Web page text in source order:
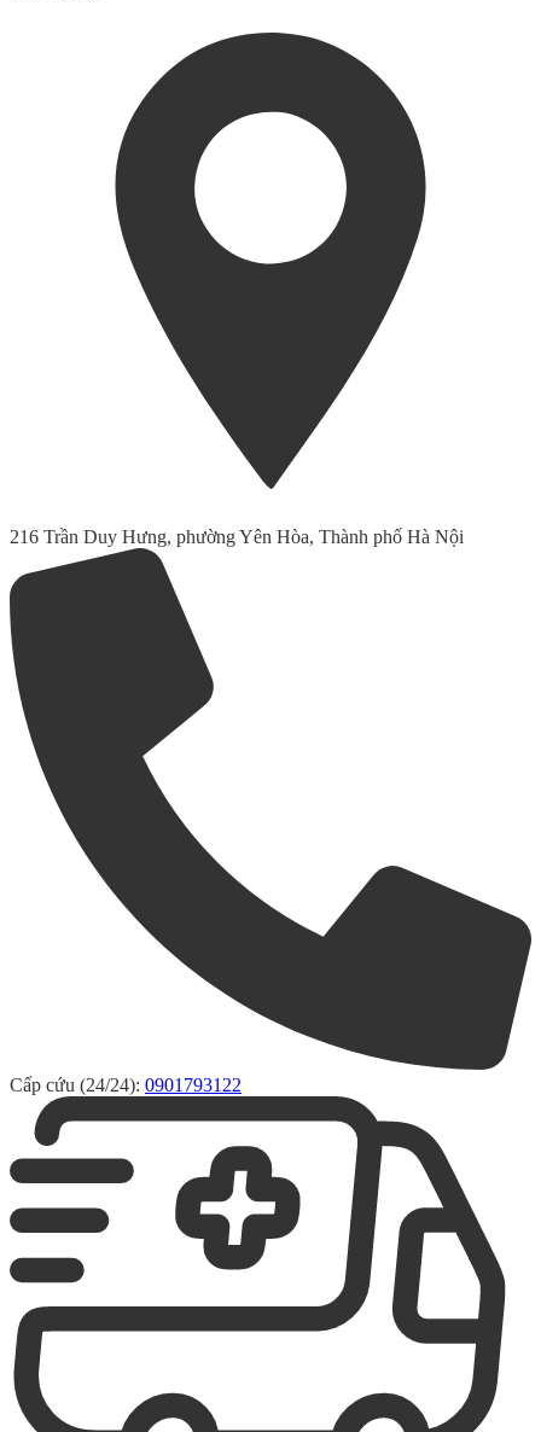
216 Trần Duy Hưng, phường Yên Hòa, Thành phố Hà Nội
Cấp cứu (24/24): 0901793122